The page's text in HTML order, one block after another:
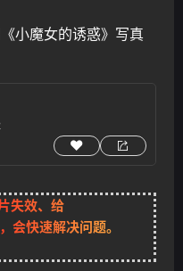
小魔女的诱惑》写真
失效、给
会快速解决问题。